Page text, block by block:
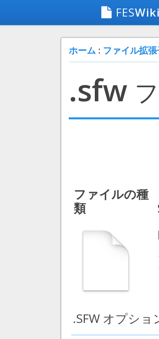
FESWiki
ホーム : ファイル拡
.sfw
ファイルの種
類
.SFW オプショ